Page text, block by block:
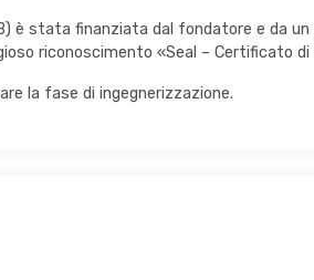
è stata finanziata dal fondatore e da un
riconoscimento «Seal – Certificato di
la fase di ingegnerizzazione.